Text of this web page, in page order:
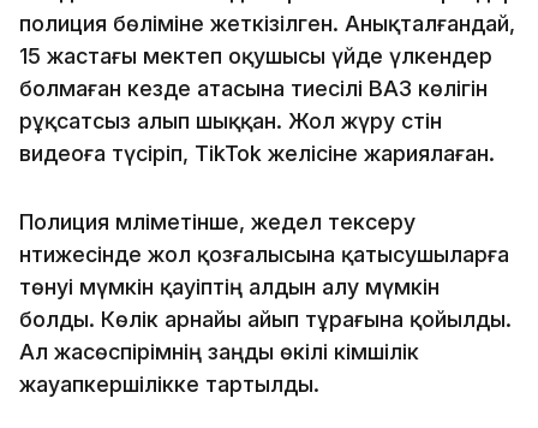
полиция бөліміне жеткізілген. Анықталғандай,
15 жастағы мектеп оқушысы үйде үлкендер
болмаған кезде атасына тиесілі ВАЗ көлігін
рұқсатсыз алып шыққан. Жол жүру сәтін
видеоға түсіріп, TikTok желісіне жариялаған.
Полиция мәліметінше, жедел тексеру
нәтижесінде жол қозғалысына қатысушыларға
төнуі мүмкін қауіптің алдын алу мүмкін
болды. Көлік арнайы айып тұрағына қойылды.
Ал жасөспірімнің заңды өкілі әкімшілік
жауапкершілікке тартылды.